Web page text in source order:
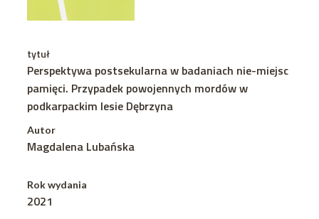
tytuł
Perspektywa postsekularna w badaniach nie-miejsc
pamięci. Przypadek powojennych mordów w
podkarpackim lesie Dębrzyna
Autor
Magdalena Lubańska
Rok wydania
2021